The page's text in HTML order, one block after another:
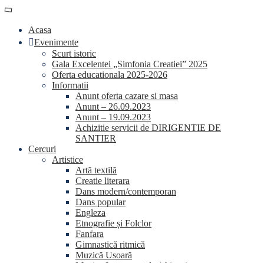
conținut
Skip
contentAcasa
Evenimente
Scurt istoric
Gala Excelentei „Simfonia Creatiei” 2025
Oferta educationala 2025-2026
Informatii
Anunt oferta cazare si masa
Anunt – 26.09.2023
Anunt – 19.09.2023
Achizitie servicii de DIRIGENTIE DE
SANTIER
Cercuri
Artistice
Artă textilă
Creatie literara
Dans modern/contemporan
Dans popular
Engleza
Etnografie și Folclor
Fanfara
Gimnastică ritmică
Muzică Usoară